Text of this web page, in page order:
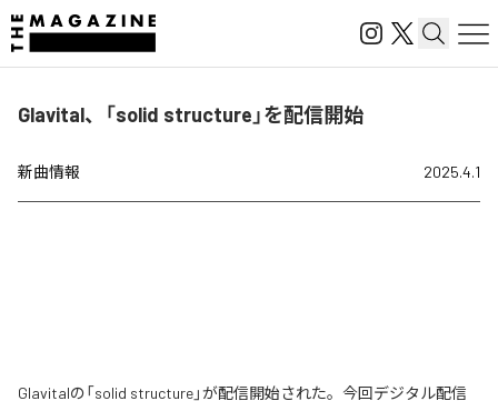
Glavital、「solid structure」を配信開始
新曲情報 2025.4.1
Glavitalの「solid structure」が配信開始された。今回デジタル配信